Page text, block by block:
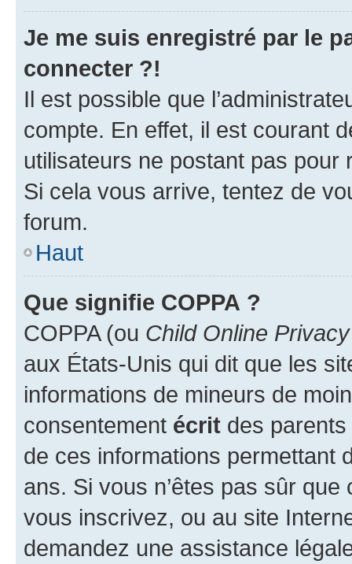
Je me suis enregistré par le
connecter ?!
Il est possible que
compte. En effet, il est courant
utilisateurs ne postant pas pour
Si cela vous arrive, tentez de
forum.
Haut
Que signifie COPPA ?
COPPA (ou Child Online
aux États-Unis qui dit que les
informations de mineurs de
consentement écrit des parents
de ces informations permettant
ans. Si vous n’êtes pas sûr
vous inscrivez, ou au site
demandez une assistance